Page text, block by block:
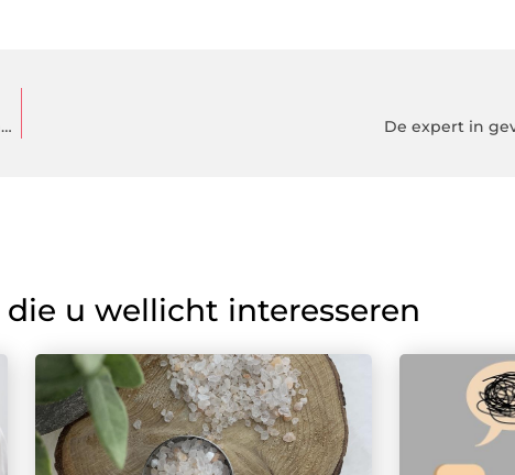
Dit gespecialiseerde bedrijf verzorgt mediation bij cultuurverschillen en andere meningsverschillen De expert in
die u wellicht interesseren